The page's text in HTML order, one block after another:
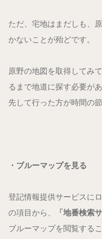
ただ、宅地はまだしも、
かないことが殆どです。
原野の地図を取得してみ
るまで地道に探す必要が
先して行った方が時間の
・ブルーマップを見る
登記情報提供サービスに
の項目から、
「地番検索
ブルーマップを閲覧する